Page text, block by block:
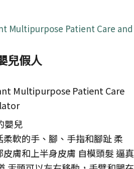
Multipurpose Patient Care and
兒假人
Multipurpose Patient Care
嬰兒
軟的手、腳、手指和腳趾 柔
膚和上半身皮膚 自模頭髮 逼真